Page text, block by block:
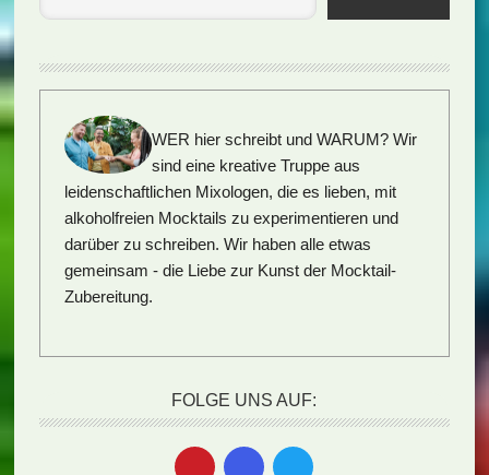
WER hier schreibt und WARUM? Wir
sind eine kreative Truppe aus
leidenschaftlichen Mixologen, die es lieben, mit
alkoholfreien Mocktails zu experimentieren und
darüber zu schreiben. Wir haben alle etwas
gemeinsam - die Liebe zur Kunst der Mocktail-
Zubereitung.
FOLGE UNS AUF: